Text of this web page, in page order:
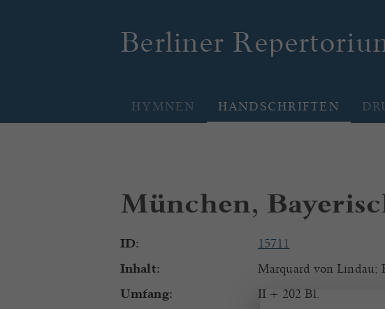
Berliner
HYMNEN HANDSCHRIFTEN
München,
ID:
15711
Inhalt:
Marquard von Lindau;
Umfang:
II + 202 Bl.